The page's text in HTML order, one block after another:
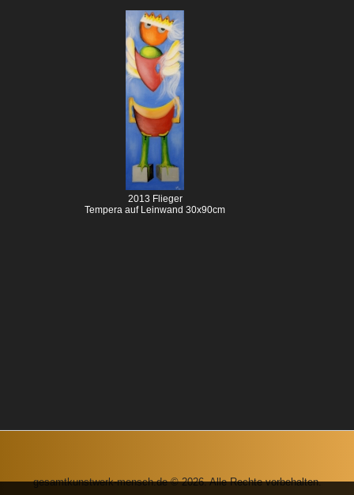
2013 Flieger
Tempera auf Leinwand 30x90cm
gesamtkunstwerk-mensch.de © 2026. Alle Rechte vorbehalten.